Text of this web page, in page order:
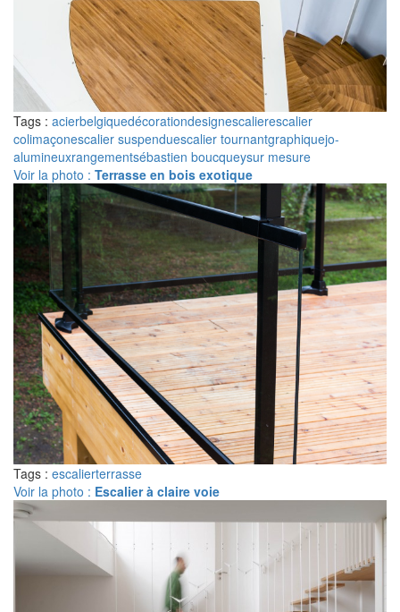
Tags : acierbelgiquedécorationdesignescalierescalier
colimaçonescalier suspenduescalier tournantgraphiquejo-
alumineuxrangementsébastien boucqueysur mesure
Voir la photo : Terrasse en bois exotique
Tags : escalierterrasse
Voir la photo : Escalier à claire voie